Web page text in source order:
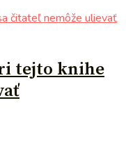
tejto knihe